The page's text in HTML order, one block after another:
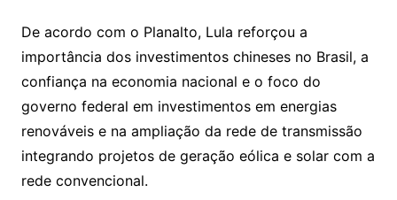
De acordo com o Planalto, Lula reforçou a
importância dos investimentos chineses no Brasil, a
confiança na economia nacional e o foco do
governo federal em investimentos em energias
renováveis e na ampliação da rede de transmissão
integrando projetos de geração eólica e solar com a
rede convencional.